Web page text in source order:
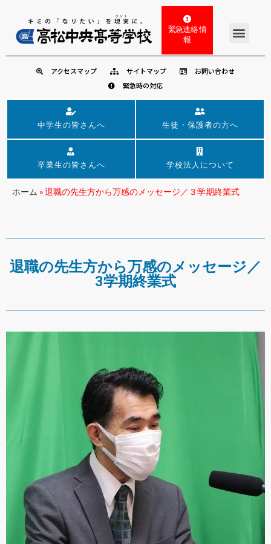
緊急連絡 情
報
アクセスマップ サイトマップ
お問い合わせ
緊急時の対応
中学生の皆さんへ 生徒・保護者の方へ
卒業生の皆さんへ 学校法人について
ホーム »退職の先生方から万感のメッセージ／３学期終業式
退職の先生方から万感のメッセージ／
3学期終業式